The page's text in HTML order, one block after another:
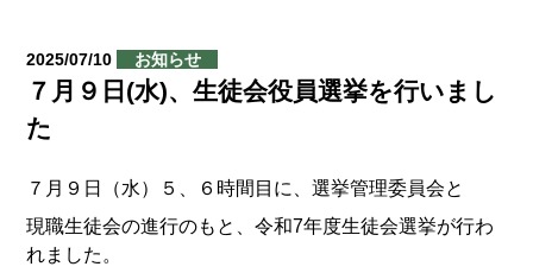
2025/07/10 お知らせ
７月９日(水)、生徒会役員選挙を行いまし
た
７月９日（水）５、６時間目に、選挙管理委員会と
現職生徒会の進行のもと、令和7年度生徒会選挙が行わ
れました。